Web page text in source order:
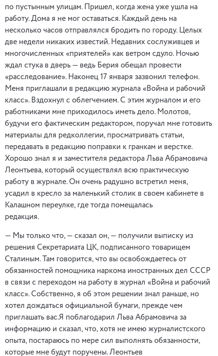
по пустынным улицам. Пришел, когда жена уже ушла на
работу. Дома я не мог оставаться. Каждый день на
несколько часов отправлялся бродить по городу. Целых
две недели никаких известий. Недавних сослуживцев и
многочисленных «приятелей» как ветром сдуло. Ночью
ждал стука в дверь — ведь Берия обещал провести
«расследование». Наконец 17 января зазвонил телефон.
Меня приглашали в редакцию журнала «Война и рабочий
класс». Вздохнул с облегчением. С этим журналом и его
работниками мне приходилось иметь дело. Молотов,
будучи его фактическим редактором, поручал мне готовить
материалы для редколлегии, просматривать статьи,
передавать в редакцию поправки к гранкам и верстке.
Хорошо знал я и заместителя редактора Льва Абрамовича
Леонтьева, который осуществлял всю практическую
работу в журнале. Он очень радушно встретил меня,
усадил в кресло за маленький столик в своем кабинете в
Калашном переулке, где тогда помещалась
редакция.
— Мы только что, — сказал он, — получили выписку из
решения Секретариата ЦК, подписанного товарищем
Сталиным. Там говорится, что вы освобождаетесь от
обязанностей помощника наркома иностранных дел СССР
в связи с переходом на работу в журнал «Война и рабочий
класс». Собственно, я об этом решении знал раньше, но
хотел дождаться официальной бумаги, прежде чем
приглашать вас.Я поблагодарил Льва Абрамовича за
информацию и сказал, что, хотя не имею журналистского
опыта, постараюсь по мере сил выполнять обязанности,
которые мне будут поручены. Леонтьев